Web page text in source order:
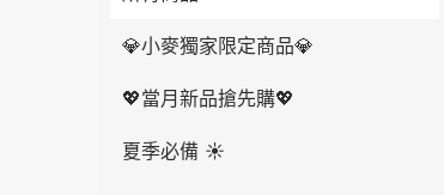
💎小麥獨家限定商品💎
💖當月新品搶先購💖
夏季必備 ☀️